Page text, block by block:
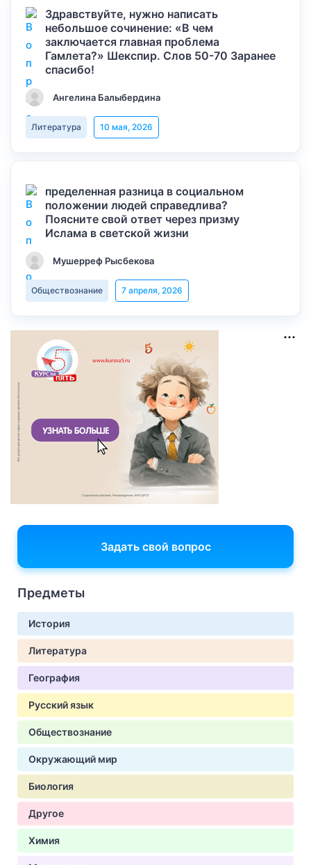
Здравствуйте, нужно написать
небольшое сочинение: «В чем
заключается главная проблема
Гамлета?» Шекспир. Слов 50-70 Заранее
спасибо!
Ангелина Балыбердина
Литература 10 мая, 2026
пределенная разница в социальном
положении людей справедлива?
Поясните свой ответ через призму
Ислама в светской жизни
Мушерреф Рысбекова
Обществознание 7 апреля, 2026
Задать свой вопрос
Предметы
История
Литература
География
Русский язык
Обществознание
Окружающий мир
Биология
Другое
Химия